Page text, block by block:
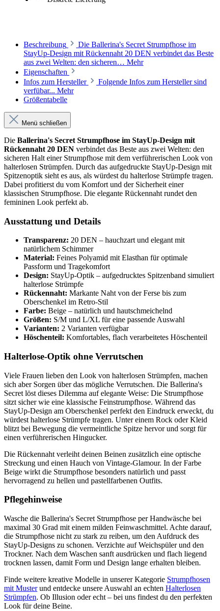
Beschreibung
Die Ballerina's Secret Strumpfhose im
StayUp-Design mit Rückennaht 20 DEN verbindet das Beste
aus zwei Welten: den sicheren… Mehr
Eigenschaften
Infos zum Hersteller
Folgende Infos zum Hersteller sind
verfübar... Mehr
Größentabelle
Menü schließen
Die Ballerina's Secret Strumpfhose im StayUp-Design mit
Rückennaht 20 DEN verbindet das Beste aus zwei Welten: den
sicheren Halt einer Strumpfhose mit dem verführerischen Look von
halterlosen Strümpfen. Durch das aufgedruckte StayUp-Design mit
Spitzenoptik sieht es aus, als würdest du halterlose Strümpfe tragen.
Dabei profitierst du vom Komfort und der Sicherheit einer
klassischen Strumpfhose. Die elegante Rückennaht rundet den
femininen Look perfekt ab.
Ausstattung und Details
Transparenz: 20 DEN – hauchzart und elegant mit
natürlichem Schimmer
Material: Feines Polyamid mit Elasthan für optimale
Passform und Tragekomfort
Design: StayUp-Optik – aufgedrucktes Spitzenband simuliert
halterlose Strümpfe
Rückennaht: Markante Naht von der Ferse bis zum
Oberschenkel im Retro-Stil
Farbe: Beige – natürlich und hautschmeichelnd
Größen: S/M und L/XL für eine passende Auswahl
Varianten: 2 Varianten verfügbar
Höschenteil: Komfortables, flach verarbeitetes Höschenteil
Halterlose-Optik ohne Verrutschen
Viele Frauen lieben den Look von halterlosen Strümpfen, machen
sich aber Sorgen über das mögliche Verrutschen. Die Ballerina's
Secret löst dieses Dilemma auf elegante Weise: Die Strumpfhose
sitzt sicher wie eine klassische Feinstrumpfhose. Während das
StayUp-Design am Oberschenkel perfekt den Eindruck erweckt, du
würdest halterlose Strümpfe tragen. Unter einem Rock oder Kleid
blitzt bei Bewegung die vermeintliche Spitze hervor und sorgt für
einen verführerischen Hingucker.
Die Rückennaht verleiht deinen Beinen zusätzlich eine optische
Streckung und einen Hauch von Vintage-Glamour. In der Farbe
Beige wirkt die Strumpfhose besonders natürlich und passt
hervorragend zu hellen und pastellfarbenen Outfits.
Pflegehinweise
Wasche die Ballerina's Secret Strumpfhose per Handwäsche bei
maximal 30 Grad mit einem milden Feinwaschmittel. Achte darauf,
die Strumpfhose nicht zu stark zu reiben, um den Aufdruck des
StayUp-Designs zu schonen. Verzichte auf Weichspüler und den
Trockner. Nach dem Waschen sanft ausdrücken und flach liegend
trocknen lassen, damit Form und Design lange erhalten bleiben.
Finde weitere kreative Modelle in unserer Kategorie Strumpfhosen
mit Musterund entdecke unsere Auswahl an echten Halterlosen
Strümpfen. Ob Illusion oder echt – bei uns findest du den perfekten
Look für deine Beine.